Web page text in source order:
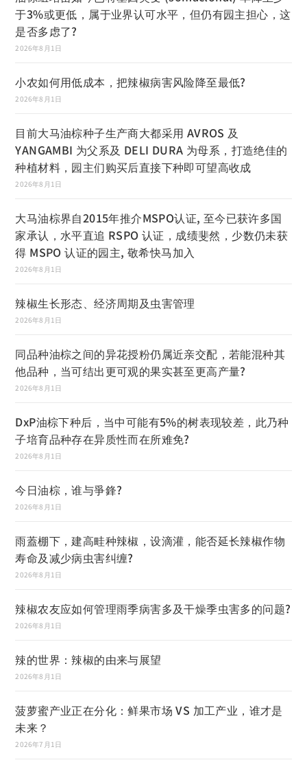
于3%或更低，属于业界认可水平，但仍有园主担心，这
是否多虑了?
2026年8月1日
小农如何用低成本，把辣椒病害风险降至最低?
2026年8月1日
目前大马油棕种子生产商大都采用 AVROS 及
YANGAMBI 为父系及 DELI DURA 为母系，打造绝佳的
种植材料，园主们购买后直接下种即可望高收成
2026年8月1日
大马油棕界自2015年推介MSPO认证, 至今已获许多国
家承认，水平直追 RSPO 认证，成绩斐然，少数仍未获
得 MSPO 认证的园主, 敬希快马加入
2026年8月1日
辣椒生长形态、经济周期及虫害管理
2026年8月1日
同品种油棕之间的异花授粉仍属近亲交配，若能混种其
他品种，当可结出更可观的果实甚至更高产量?
2026年8月1日
DxP油棕下种后，当中可能有5%的树表现较差，此乃种
子培育品种存在异质性而在所难免?
2026年8月1日
今日油棕，谁与爭鋒?
2026年8月1日
雨蓋棚下，建高畦种辣椒，设滴灌，能否延长辣椒作物
寿命及减少病虫害纠缠?
2026年8月1日
辣椒农友应如何管理雨季病害多及干燥季虫害多的问题?
2026年8月1日
辣的世界：辣椒的由来与展望
2026年8月1日
菠萝蜜产业正在分化：鲜果市场 VS 加工产业，谁才是
未来？
2026年7月1日